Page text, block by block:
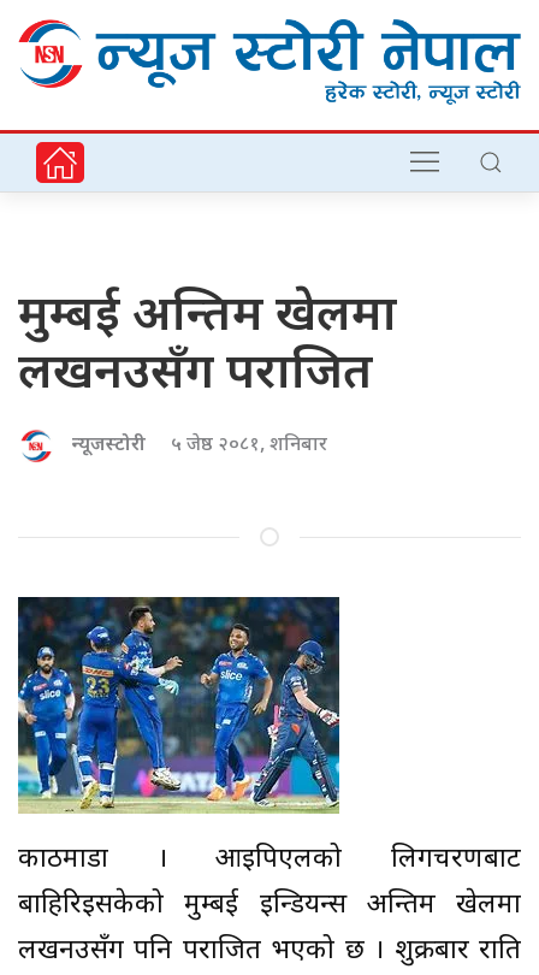
मुम्बई अन्तिम खेलमा
लखनउसँग पराजित
न्यूजस्टोरी ५ जेष्ठ २०८१, शनिबार
काठमाडौं । आइपिएलको लिगचरणबाट
बाहिरिइसकेको मुम्बई इन्डियन्स अन्तिम खेलमा
लखनउसँग पनि पराजित भएको छ । शुक्रबार राति